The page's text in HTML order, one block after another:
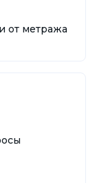
от метража